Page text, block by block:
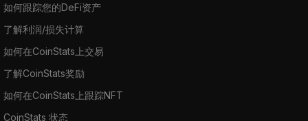
如何跟踪您的DeFi资产
了解利润/损失计算
如何在CoinStats上交易
了解CoinStats奖励
如何在CoinStats上跟踪NFT
CoinStats 状态